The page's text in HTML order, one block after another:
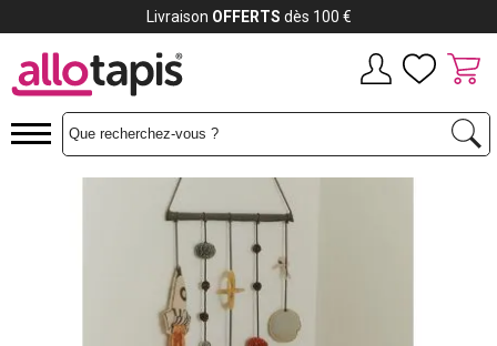
Payez jusqu'à 12x